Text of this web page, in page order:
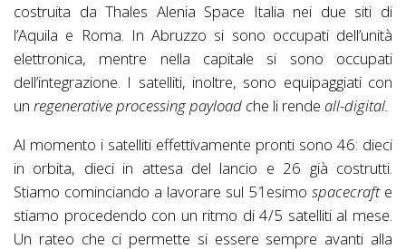
costruita da Thales Alenia Space Italia nei due siti di
l’Aquila e Roma. In Abruzzo si sono occupati dell’unità
elettronica, mentre nella capitale si sono occupati
dell’integrazione. I satelliti, inoltre, sono equipaggiati con
un regenerative processing payload che li rende all-digital.
Al momento i satelliti effettivamente pronti sono 46: dieci
in orbita, dieci in attesa del lancio e 26 già costrutti.
Stiamo cominciando a lavorare sul 51esimo spacecrafte
stiamo procedendo con un ritmo di 4/5 satelliti al mese.
Un rateo che ci permette si essere sempre avanti alla